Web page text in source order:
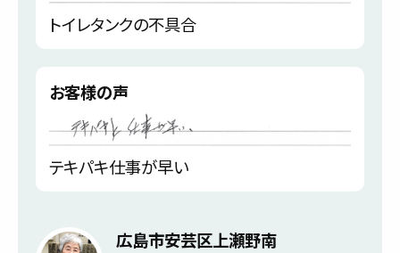
トイレタンクの不具合
お客様の声
テキパキ仕事が早い
広島市安芸区上瀬野南